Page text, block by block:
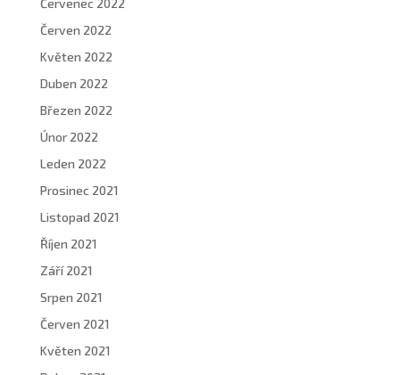
Červen 2022
Květen 2022
Duben 2022
Březen 2022
Únor 2022
Leden 2022
Prosinec 2021
Listopad 2021
Říjen 2021
Září 2021
Srpen 2021
Červen 2021
Květen 2021